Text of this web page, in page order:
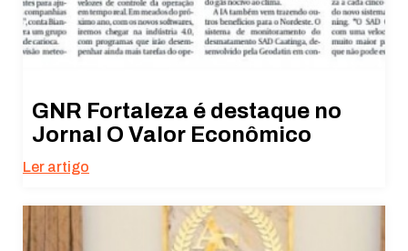
GNR Fortaleza é destaque no
Jornal O Valor Econômico
Ler artigo